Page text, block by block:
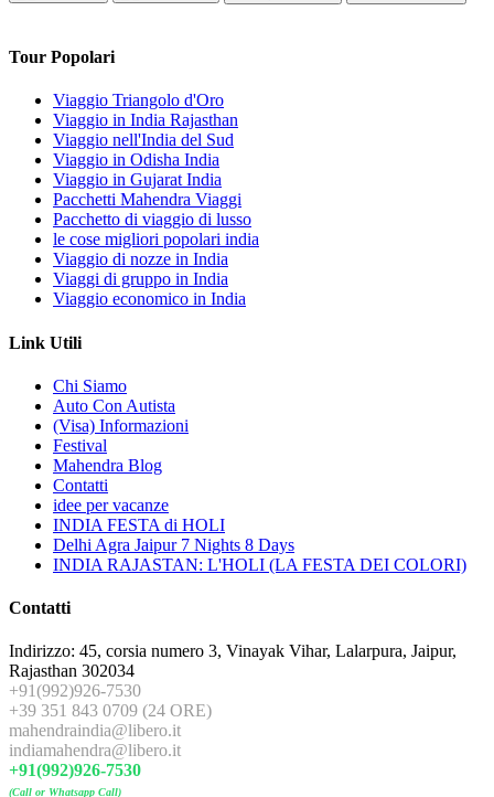
Tour Popolari
Viaggio Triangolo d'Oro
Viaggio in India Rajasthan
Viaggio nell'India del Sud
Viaggio in Odisha India
Viaggio in Gujarat India
Pacchetti Mahendra Viaggi
Pacchetto di viaggio di lusso
le cose migliori popolari india
Viaggio di nozze in India
Viaggi di gruppo in India
Viaggio economico in India
Link Utili
Chi Siamo
Auto Con Autista
(Visa) Informazioni
Festival
Mahendra Blog
Contatti
idee per vacanze
INDIA FESTA di HOLI
Delhi Agra Jaipur 7 Nights 8 Days
INDIA RAJASTAN: L'HOLI (LA FESTA DEI COLORI)
Contatti
Indirizzo: 45, corsia numero 3, Vinayak Vihar, Lalarpura, Jaipur,
Rajasthan 302034
+91(992)926-7530
+39 351 843 0709 (24 ORE)
mahendraindia@libero.it
indiamahendra@libero.it
+91(992)926-7530
(Call or Whatsapp Call)